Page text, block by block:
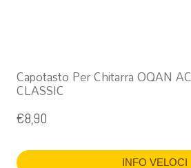
Capotasto Per Chitarra OQAN
CLASSIC
€8,90
INFO VELOCI